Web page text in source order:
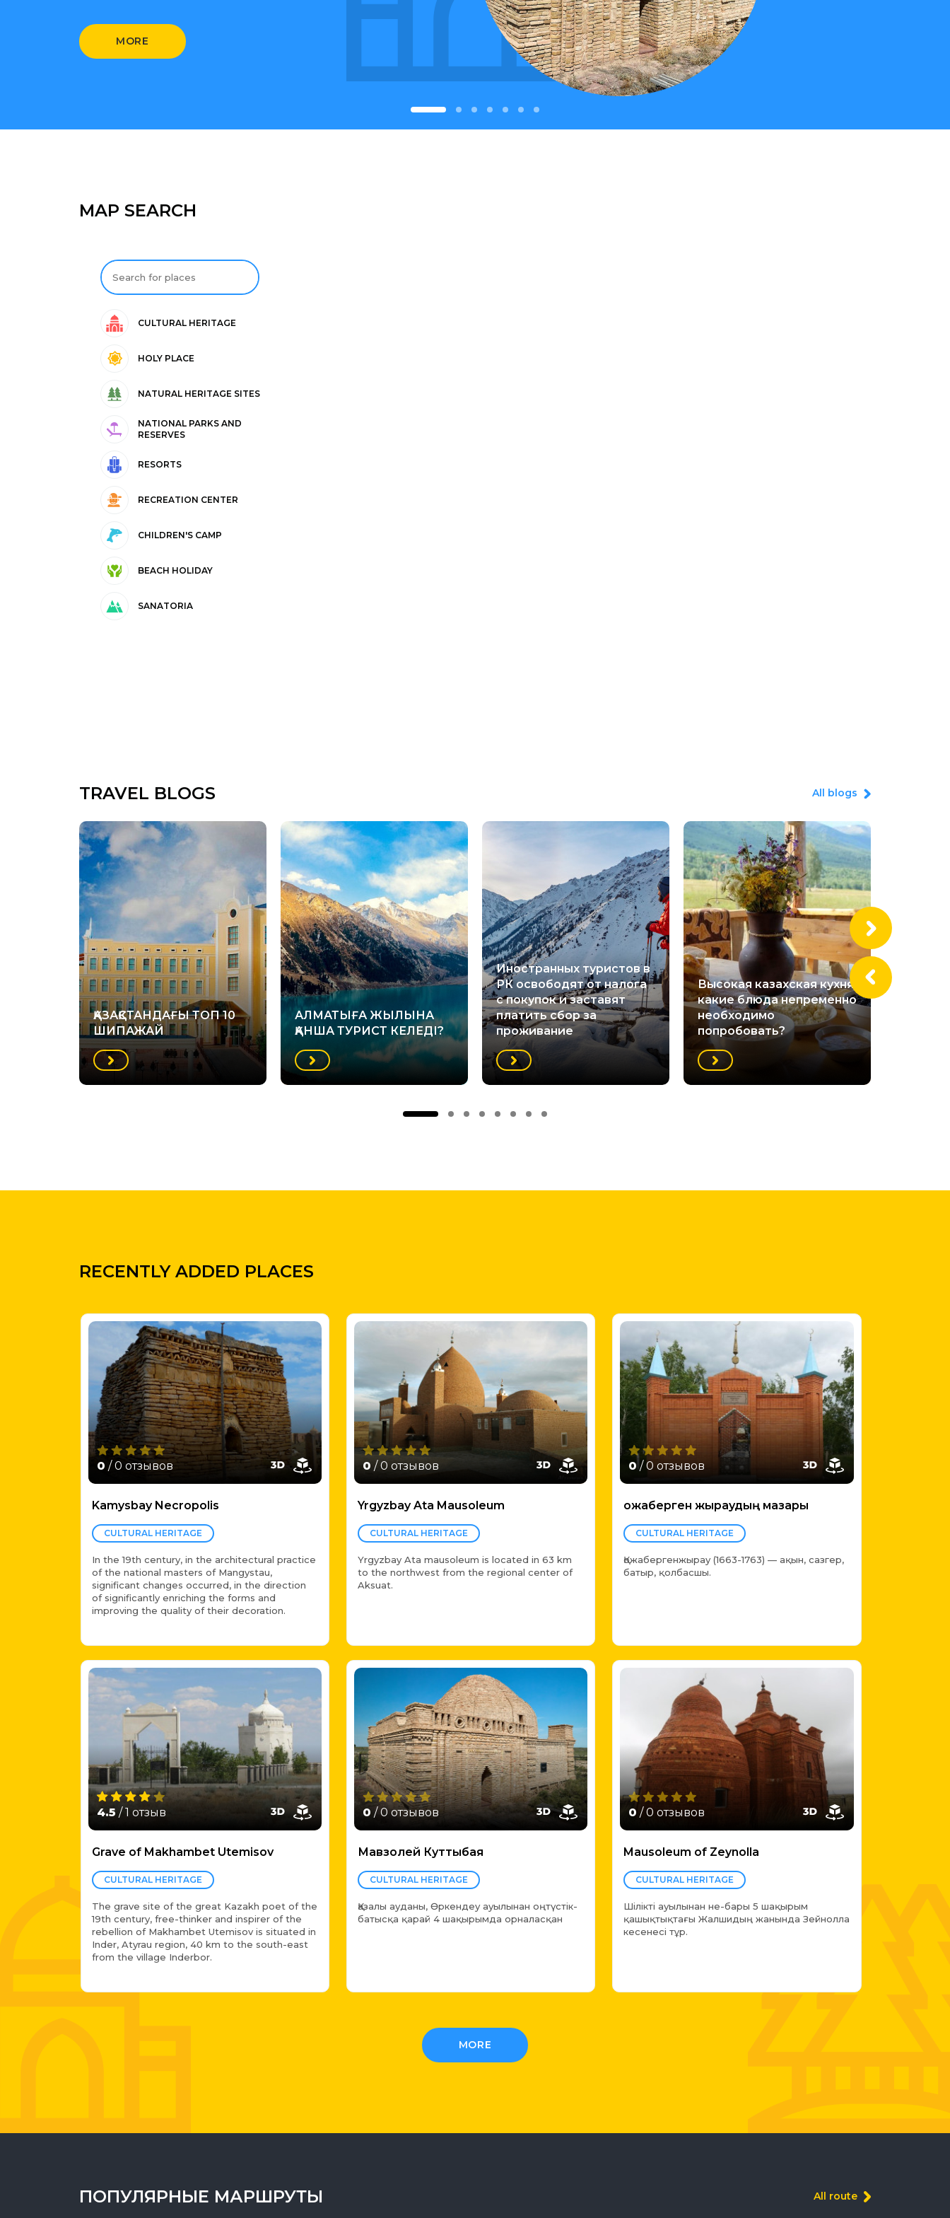
MORE
MAP SEARCH
CULTURAL HERITAGE
HOLY PLACE
NATURAL HERITAGE SITES
NATIONAL PARKS AND
RESERVES
RESORTS
RECREATION CENTER
CHILDREN'S CAMP
BEACH HOLIDAY
SANATORIA
TRAVEL BLOGS All blogs
ҚАЗАҚСТАНДАҒЫ ТОП 10
ШИПАЖАЙ
АЛМАТЫҒА ЖЫЛЫНА
ҚАНША ТУРИСТ КЕЛЕДІ?
Иностранных туристов в
РК освободят от налога
с покупок и заставят
платить сбор за
проживание
Высокая казахская кухня:
какие блюда непременно
необходимо
попробовать?
RECENTLY ADDED PLACES
0 / 0 отзывов
Kamysbay Necropolis
CULTURAL HERITAGE
In the 19th century, in the architectural practice
of the national masters of Mangystau,
significant changes occurred, in the direction
of significantly enriching the forms and
improving the quality of their decoration.
0 / 0 отзывов
Yrgyzbay Ata Mausoleum
CULTURAL HERITAGE
Yrgyzbay Ata mausoleum is located in 63 km
to the northwest from the regional center of
Aksuat.
0/ 0 отзывов
Қожаберген жыраудың мазары
CULTURAL HERITAGE
Қожабергенжырау (1663-1763) — ақын, сазгер,
батыр, қолбасшы.
4.5 / 1 отзыв
Grave of Makhambet Utemisov
CULTURAL HERITAGE
The grave site of the great Kazakh poet of the
19th century, free-thinker and inspirer of the
rebellion of Makhambet Utemisov is situated in
Inder, Atyrau region, 40 km to the south-east
from the village Inderbor.
0 / 0 отзывов
Мавзолей Куттыбая
CULTURAL HERITAGE
Қазалы ауданы, Өркендеу ауылынан оңтүстік-
батысқа қарай 4 шақырымда орналасқан
0 / 0 отзывов
Mausoleum of Zeynolla
CULTURAL HERITAGE
Шілікті ауылынан не-бары 5 шақырым
қашықтықтағы Жалшидың жанында Зейнолла
кесенесі тұр.
MORE
ПОПУЛЯРНЫЕ МАРШРУТЫ All route